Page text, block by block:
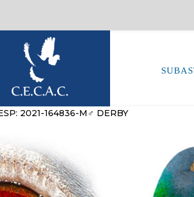
2021-164836-M♂ DERBY